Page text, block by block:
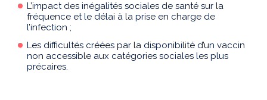
L’impact des inégalités sociales de santé sur la
fréquence et le délai à la prise en charge de
l’infection ;
Les difficultés créées par la disponibilité d’un vaccin
non accessible aux catégories sociales les plus
précaires.